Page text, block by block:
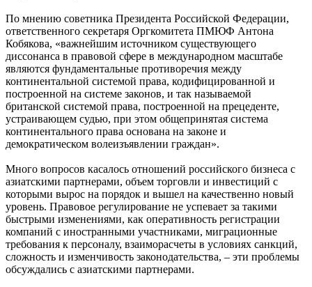
По мнению советника Президента Российской Федерации,
ответственного секретаря Оргкомитета ПМЮФ Антона
Кобякова, «важнейшим источником существующего
диссонанса в правовой сфере в международном масштабе
являются фундаментальные противоречия между
континентальной системой права, кодифицированной и
построенной на системе законов, и так называемой
британской системой права, построенной на прецеденте,
устраивающем судью, при этом общепринятая система
континентального права основана на законе и
демократическом волеизъявлении граждан».
Много вопросов касалось отношений российского бизнеса с
азиатскими партнерами, объем торговли и инвестиций с
которыми вырос на порядок и вышел на качественно новый
уровень. Правовое регулирование не успевает за такими
быстрыми изменениями, как оперативность регистрации
компаний с иностранными участниками, миграционные
требования к персоналу, взаиморасчеты в условиях санкций,
сложность и изменчивость законодательства, – эти проблемы
обсуждались с азиатскими партнерами.